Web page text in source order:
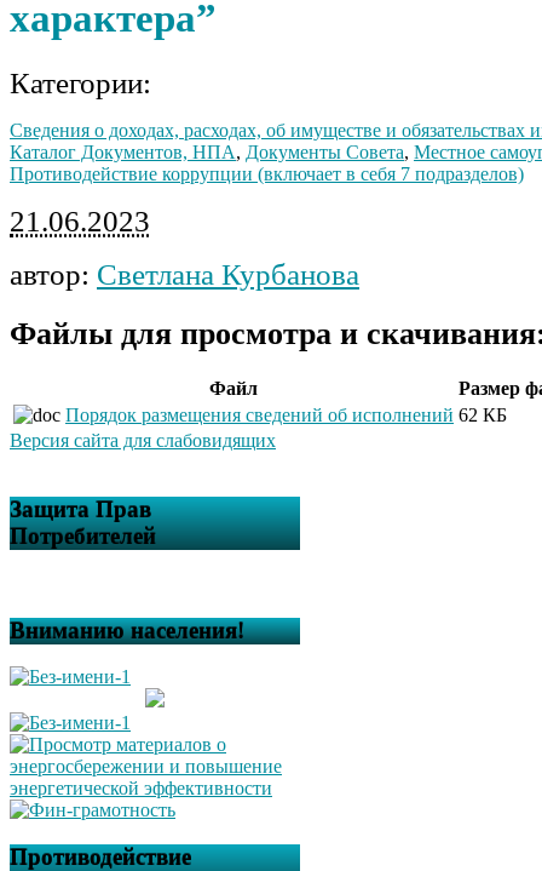
характера”
Категории:
Сведения о доходах, расходах, об имуществе и обязательствах
Каталог Документов, НПА, Документы Совета, Местное
Противодействие коррупции (включает в себя 7 подразделов)
21.06.2023
автор: Светлана Курбанова
Файлы для просмотра и
Файл
Размер
Порядок размещения сведений об исполнений 62 КБ
Версия сайта для слабовидящих
Защита Прав
Потребителей
Вниманию населения!
Противодействие